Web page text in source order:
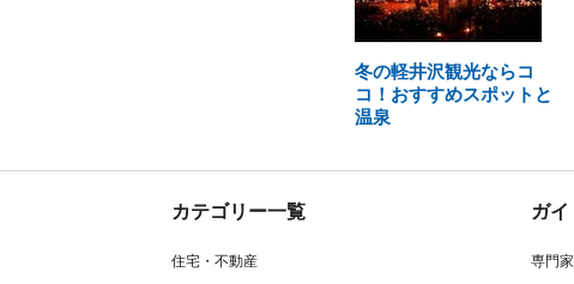
冬の軽井沢観光ならコ
コ！おすすめスポットと
温泉
カテゴリー一覧
住宅・不動産
ガ
専門